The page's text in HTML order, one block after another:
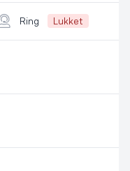
Ring Lukket